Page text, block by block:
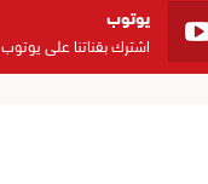
يوتوب
اشترك بقناتنا على يوتوب